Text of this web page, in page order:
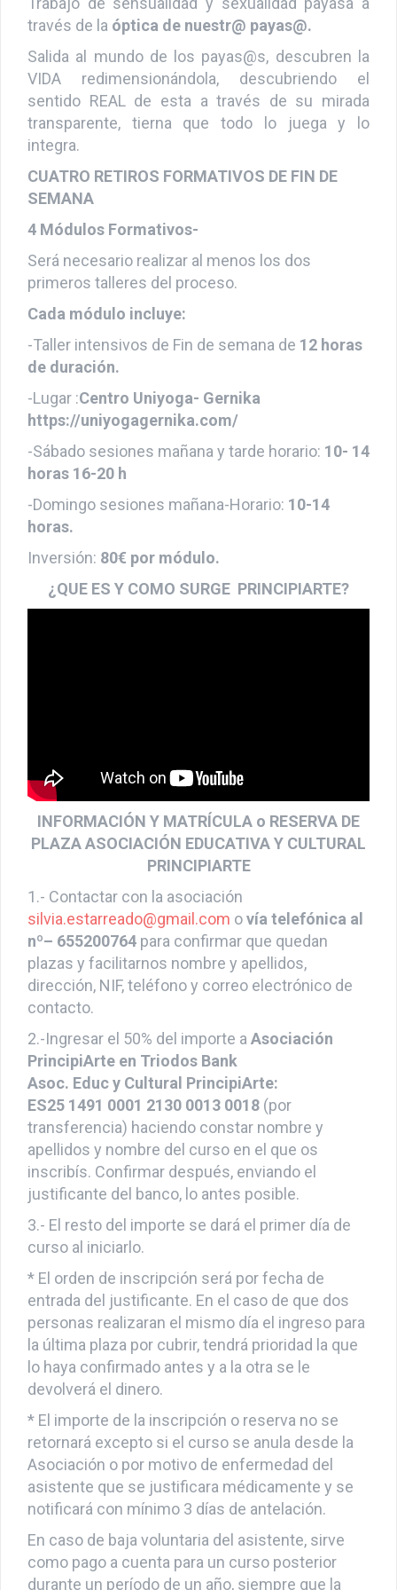
Trabajo de sensualidad y sexualidad payasa a
óptica de nuestr@ payas@.
Salida al mundo de los payas@s, descubren la
VIDA redimensionándola, descubriendo el
sentido REAL de esta a través de su mirada
transparente, tierna que todo lo juega y lo
integra.
CUATRO RETIROS FORMATIVOS DE FIN DE
Será necesario realizar al menos los dos
primeros talleres del proceso.
Cada módulo incluye:
-Taller intensivos de Fin de semana de
-Lugar :Centro Uniyoga- Gernika
https://uniyogagernika.com/
-Sábado sesiones mañana y tarde horario:
-Domingo sesiones mañana-Horario:
80€ por módulo.
¿QUE ES Y COMO SURGE PRINCIPIARTE?
INFORMACIÓN Y MATRÍCULA o RESERVA DE
PLAZA ASOCIACIÓN EDUCATIVA Y CULTURAL
1.- Contactar con la asociación
silvia.estarreado@gmail.como vía telefónica
nº– 655200764para confirmar que quedan
plazas y facilitarnos nombre y apellidos,
dirección, NIF, teléfono y correo electrónico de
2.-Ingresar el 50% del importe a
PrincipiArte en Triodos Bank
Asoc. Educ y Cultural PrincipiArte:
ES25 1491 0001 2130 0013 0018(por
transferencia) haciendo constar nombre y
apellidos y nombre del curso en el que os
inscribís. Confirmar después, enviando el
justificante del banco, lo antes posible.
3.- El resto del importe se dará el primer día de
* El orden de inscripción será por fecha de
entrada del justificante. En el caso de que dos
personas realizaran el mismo día el ingreso para
la última plaza por cubrir, tendrá prioridad la que
lo haya confirmado antes y a la otra se le
* El importe de la inscripción o reserva no se
retornará excepto si el curso se anula desde la
Asociación o por motivo de enfermedad del
asistente que se justificara médicamente y se
En caso de baja voluntaria del asistente, sirve
como pago a cuenta para un curso posterior